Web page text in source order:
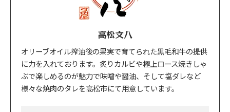
高松文八
オリーブオイル搾油後の果実で育てられた黒毛和牛の提供
に力を入れております。炙りカルビや極上ロース焼きしゃ
ぶで楽しめるのが魅力で味噌や醤油、そして塩ダレなど
様々な焼肉のタレを高松市にて用意しています。